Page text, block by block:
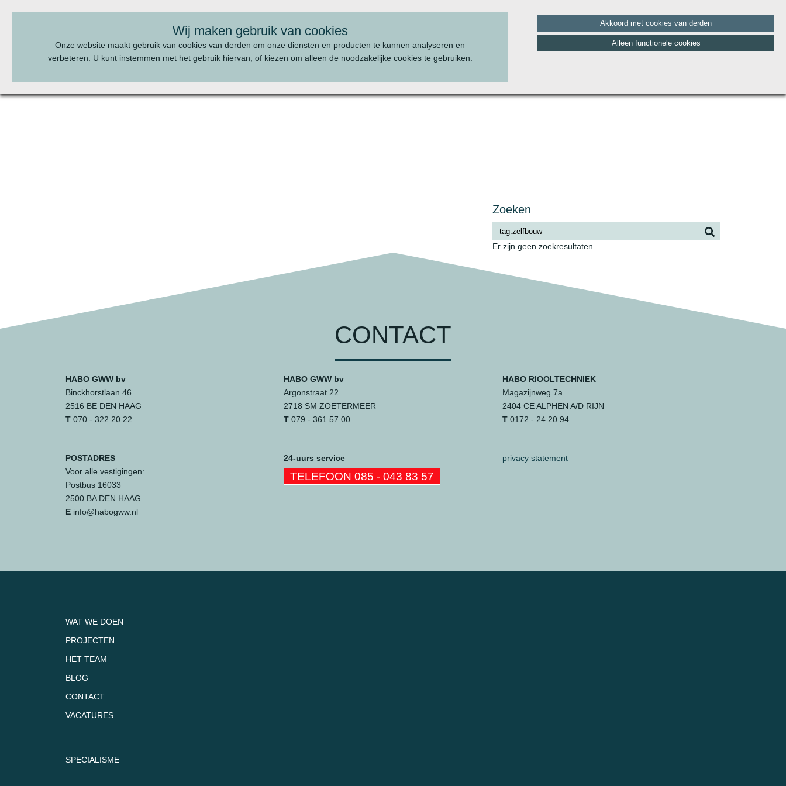
Wij maken gebruik van cookies
Onze website maakt gebruik van cookies van derden om onze diensten en producten te kunnen analyseren en
verbeteren. U kunt instemmen met het gebruik hiervan, of kiezen om alleen de noodzakelijke cookies te gebruiken.
Akkoord met cookies van derden
Alleen functionele cookies
BEL ONS:070 - 322 20 22
Zoeken
Er zijn geen zoekresultaten
CONTACT
HABO GWW bv
Binckhorstlaan 46
2516 BE DEN HAAG
T 070 - 322 20 22
HABO GWW bv
Argonstraat 22
2718 SM ZOETERMEER
T 079 - 361 57 00
HABO RIOOLTECHNIEK
Magazijnweg 7a
2404 CE ALPHEN A/D RIJN
T0172 - 24 20 94
POSTADRES
Voor alle vestigingen:
Postbus 16033
2500 BA DEN HAAG
E info@habogww.nl
24-uurs service
TELEFOON 085 - 043 83 57
privacy statement
WAT WE DOEN
PROJECTEN
HET TEAM
BLOG
CONTACT
VACATURES
SPECIALISME